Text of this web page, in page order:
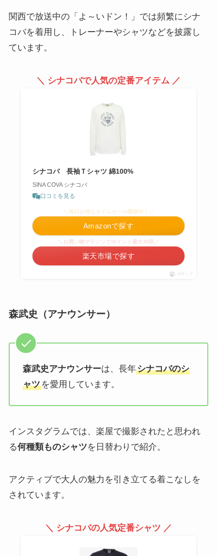
関西で放送中の「よ～いドン！」では頻繁にシナ
コバを着用し、トレーナーやシャツなどを披露し
ています。
＼ シナコバで人気の定番アイテム ／
シナコバ 長袖Ｔシャツ 綿100%
SINA COVA シナコバ
口コミを見る
＼毎日お得なタイムセール開催中！／
Amazonで探す
＼お買い物マラソンでポイント最大49倍／
楽天市場で探す
ポチップ
森武史（アナウンサー）
森武史アナウンサーは、長年シナコバのシ
ャツを愛用しています。
インスタグラムでは、楽屋で撮影されたと思われ
る何種類ものシャツを日替わりで紹介。
アクティブで大人の魅力を引き立てる着こなしを
されています。
＼ シナコバの人気定番シャツ ／